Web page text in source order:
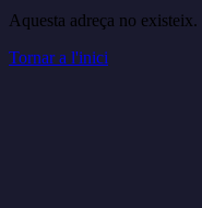
Aquesta adreça no existeix.
Tornar a l'inici